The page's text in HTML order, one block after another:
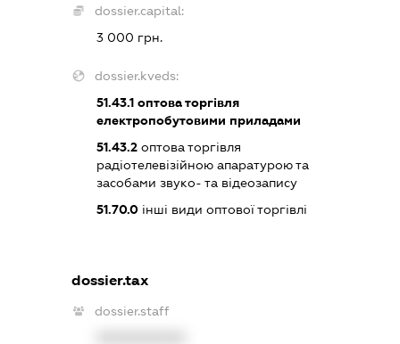
dossier.capital:
3 000 грн.
dossier.kveds:
51.43.1 оптова торгівля
електропобутовими приладами
51.43.2 оптова торгівля
радіотелевізійною апаратурою та
засобами звуко- та відеозапису
51.70.0 інші види оптової торгівлі
dossier.tax
dossier.staff